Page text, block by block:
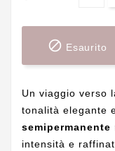
 Esaurito
Un viaggio verso
tonalità elegante
intensità e